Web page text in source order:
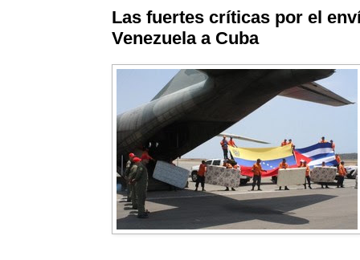
Las fuertes críticas por el
Venezuela a Cuba